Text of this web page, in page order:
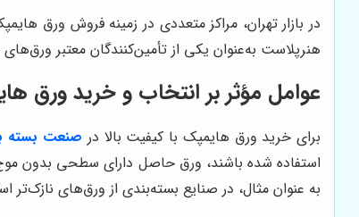
در بازار تهران، مراکز متعددی در زمینه فروش ورق
هنرپلاست به‌عنوان یکی از تأمین‌کنندگان معتبر
عوامل مؤثر بر انتخاب و خرید ورق
برای خرید ورق هایمپک با کیفیت بالا در صنعت بسته
استفاده شده باشند، ورق حاصل دارای سطحی بدون
به عنوان مثال، در صنایع بسته‌بندی از ورق‌های